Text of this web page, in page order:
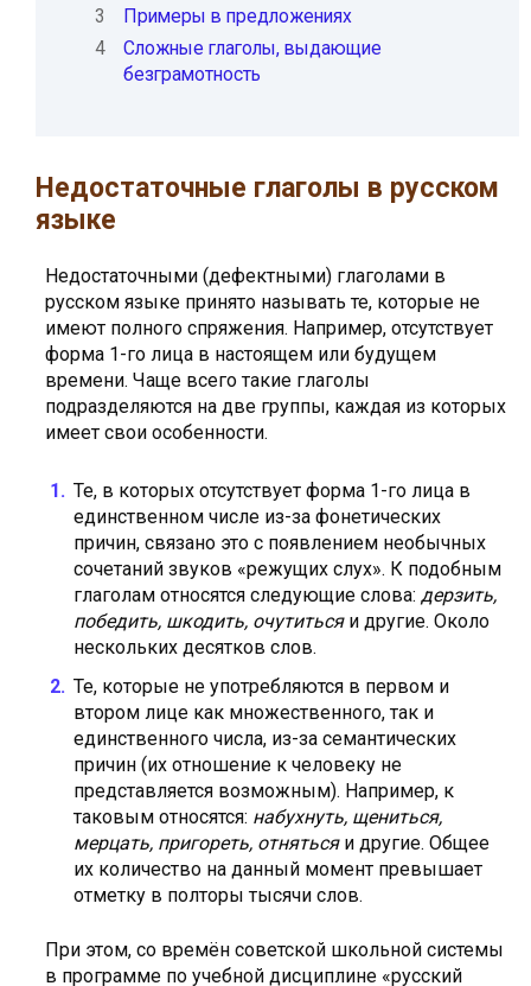
3
Примеры в предложениях
4
Сложные глаголы, выдающие
безграмотность
Недостаточные глаголы в русском
языке
Недостаточными (дефектными) глаголами в
русском языке принято называть те, которые не
имеют полного спряжения. Например, отсутствует
форма 1-го лица в настоящем или будущем
времени. Чаще всего такие глаголы
подразделяются на две группы, каждая из которых
имеет свои особенности.
Те, в которых отсутствует форма 1-го лица в
единственном числе из-за фонетических
причин, связано это с появлением необычных
сочетаний звуков «режущих слух». К подобным
глаголам относятся следующие слова: дерзить,
победить, шкодить, очутитьсяи другие. Около
нескольких десятков слов.
Те, которые не употребляются в первом и
втором лице как множественного, так и
единственного числа, из-за семантических
причин (их отношение к человеку не
представляется возможным). Например, к
таковым относятся: набухнуть, щениться,
мерцать, пригореть, отнятьсяи другие. Общее
их количество на данный момент превышает
отметку в полторы тысячи слов.
При этом, со времён советской школьной системы
в программе по учебной дисциплине «русский